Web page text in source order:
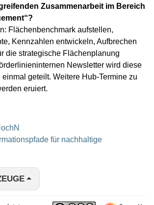
Zusammenarbeit im Bereich
Flächenbenchmark aufstellen,
Kennzahlen entwickeln, Aufbrechen
die strategische Flächenplanung
Newsletter wird diese
einmal geteilt. Weitere Hub-Termine zu
eruiert.
für nachhaltige